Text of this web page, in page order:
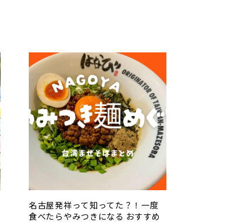
名古屋発祥って知ってた？！一度
食べたらやみつきになる おすすめ